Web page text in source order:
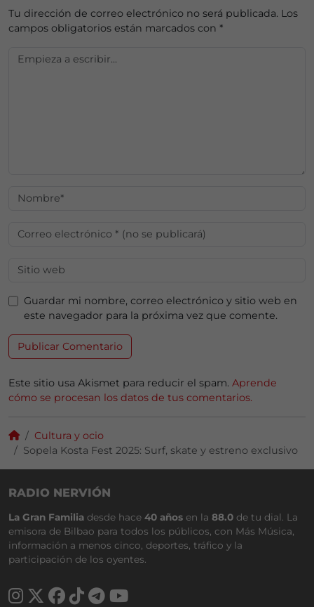
Tu dirección de correo electrónico no será publicada. Los
campos obligatorios están marcados con *
Guardar mi nombre, correo electrónico y sitio web en
este navegador para la próxima vez que comente.
Este sitio usa Akismet para reducir el spam. Aprende
cómo se procesan los datos de tus comentarios.
Cultura y ocio
Sopela Kosta Fest 2025: Surf, skate y estreno exclusivo
RADIO NERVIÓN
La Gran Familia desde hace 40 años en la 88.0 de tu dial. La
emisora de Bilbao para todos los públicos, con Más Música,
información a menos cinco, deportes, tráfico y la
participación de los oyentes.